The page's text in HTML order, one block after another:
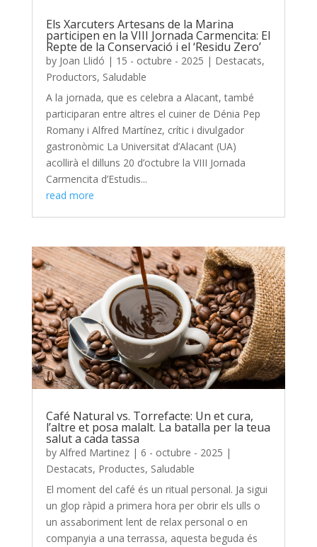
Els Xarcuters Artesans de la Marina
participen en la VIII Jornada Carmencita: El
Repte de la Conservació i el ‘Residu Zero’
by Joan Llidó | 15 - octubre - 2025 | Destacats,
Productors, Saludable
A la jornada, que es celebra a Alacant, també
participaran entre altres el cuiner de Dénia Pep
Romany i Alfred Martínez, crític i divulgador
gastronòmic La Universitat d’Alacant (UA)
acollirà el dilluns 20 d’octubre la VIII Jornada
Carmencita d’Estudis...
read more
Café Natural vs. Torrefacte: Un et cura,
l’altre et posa malalt. La batalla per la teua
salut a cada tassa
by Alfred Martinez| 6 - octubre - 2025 |
Destacats, Productes, Saludable
El moment del café és un ritual personal. Ja sigui
un glop ràpid a primera hora per obrir els ulls o
un assaboriment lent de relax personal o en
companyia a una terrassa, aquesta beguda és